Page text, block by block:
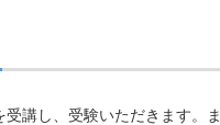
講し、受験いただきます。